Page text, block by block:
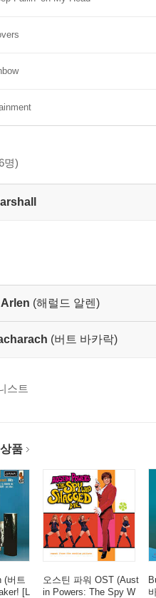
명)
(해럴드 알렌)
(버트 바카락)
스트
품
(버트
[L
오스틴 파워 OST (Aust
in Powers: The Spy W